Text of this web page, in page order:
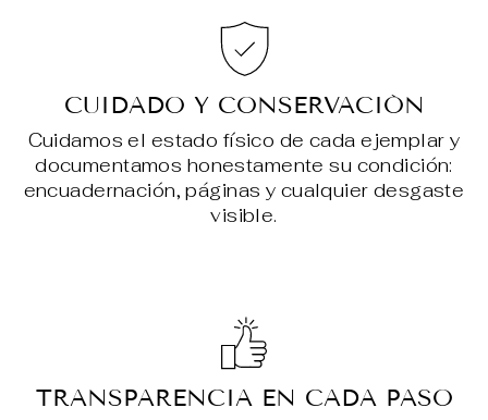
CUIDADO Y CONSERVACIÓN
Cuidamos el estado físico de cada ejemplar y
documentamos honestamente su condición:
encuadernación, páginas y cualquier desgaste
visible.
TRANSPARENCIA EN CADA PASO